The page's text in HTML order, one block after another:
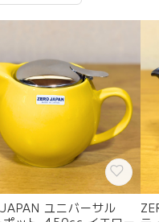
ユニバーサル